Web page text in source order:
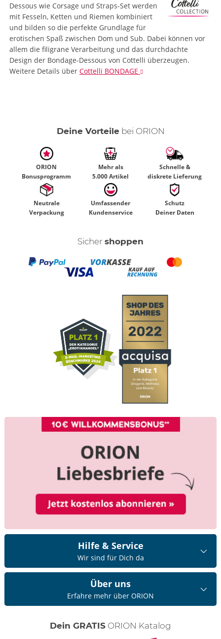
Dessous wie Corsage und Straps-Set werden
mit Fesseln, Ketten und Riemen kombiniert
und bilden so die perfekte Grundlage für
erotischen Spaß zwischen Dom und Sub. Dabei können vor
allem die filigrane Verarbeitung und das durchdachte
Design der Bondage-Dessous von Cottelli überzeugen.
Weitere Details über Cottelli BONDAGE
Deine Vorteilebei ORION
ORION
Bonusprogramm
Mehr als
5.000 Artikel
Schnelle &
diskrete Lieferung
Neutrale
Verpackung
Umfassender
Kundenservice
Schutz
Deiner Daten
Sicher shoppen
Hilfe & Service
Wir sind für Dich da
Über uns
Erfahre mehr über ORION
Dein GRATIS ORION Katalog